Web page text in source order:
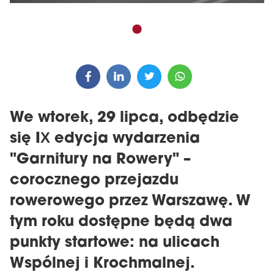
We wtorek, 29 lipca, odbędzie
się IX edycja wydarzenia
"Garnitury na Rowery" –
corocznego przejazdu
rowerowego przez Warszawę. W
tym roku dostępne będą dwa
punkty startowe: na ulicach
Wspólnej i Krochmalnej.